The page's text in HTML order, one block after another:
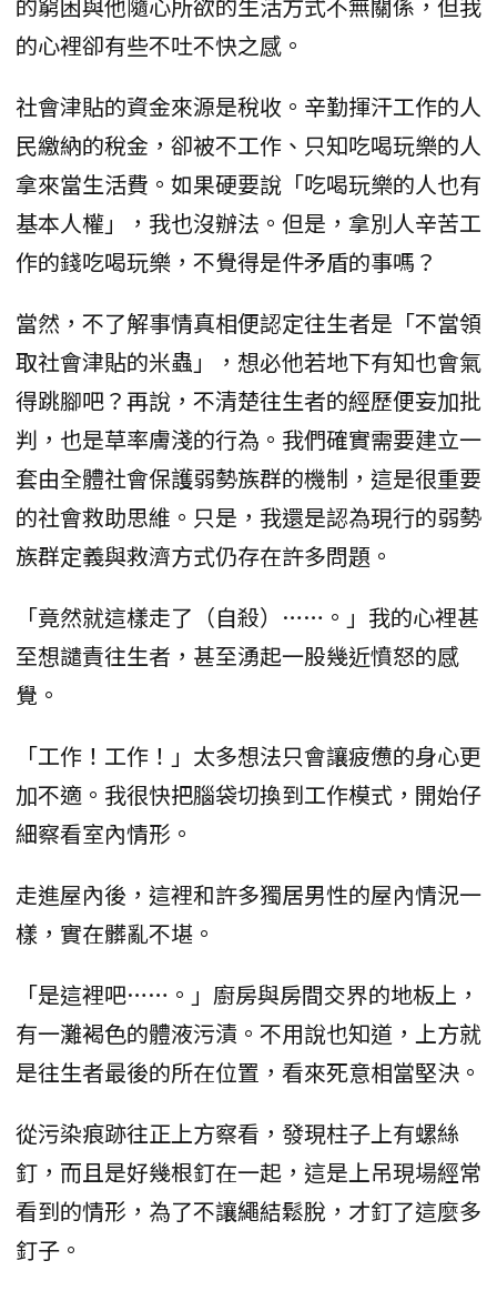
的心裡卻有些不吐不快之感。
社會津貼的資金來源是稅收。辛勤揮汗工作的人
民繳納的稅金，卻被不工作、只知吃喝玩樂的人
拿來當生活費。如果硬要說「吃喝玩樂的人也有
基本人權」，我也沒辦法。但是，拿別人辛苦工
作的錢吃喝玩樂，不覺得是件矛盾的事嗎？
當然，不了解事情真相便認定往生者是「不當領
取社會津貼的米蟲」，想必他若地下有知也會氣
得跳腳吧？再說，不清楚往生者的經歷便妄加批
判，也是草率膚淺的行為。我們確實需要建立一
套由全體社會保護弱勢族群的機制，這是很重要
的社會救助思維。只是，我還是認為現行的弱勢
族群定義與救濟方式仍存在許多問題。
「竟然就這樣走了（自殺）……。」我的心裡甚
至想譴責往生者，甚至湧起一股幾近憤怒的感
覺。
「工作！工作！」太多想法只會讓疲憊的身心更
加不適。我很快把腦袋切換到工作模式，開始仔
細察看室內情形。
走進屋內後，這裡和許多獨居男性的屋內情況一
樣，實在髒亂不堪。
「是這裡吧……。」廚房與房間交界的地板上，
有一灘褐色的體液污漬。不用說也知道，上方就
是往生者最後的所在位置，看來死意相當堅決。
從污染痕跡往正上方察看，發現柱子上有螺絲
釘，而且是好幾根釘在一起，這是上吊現場經常
看到的情形，為了不讓繩結鬆脫，才釘了這麼多
釘子。